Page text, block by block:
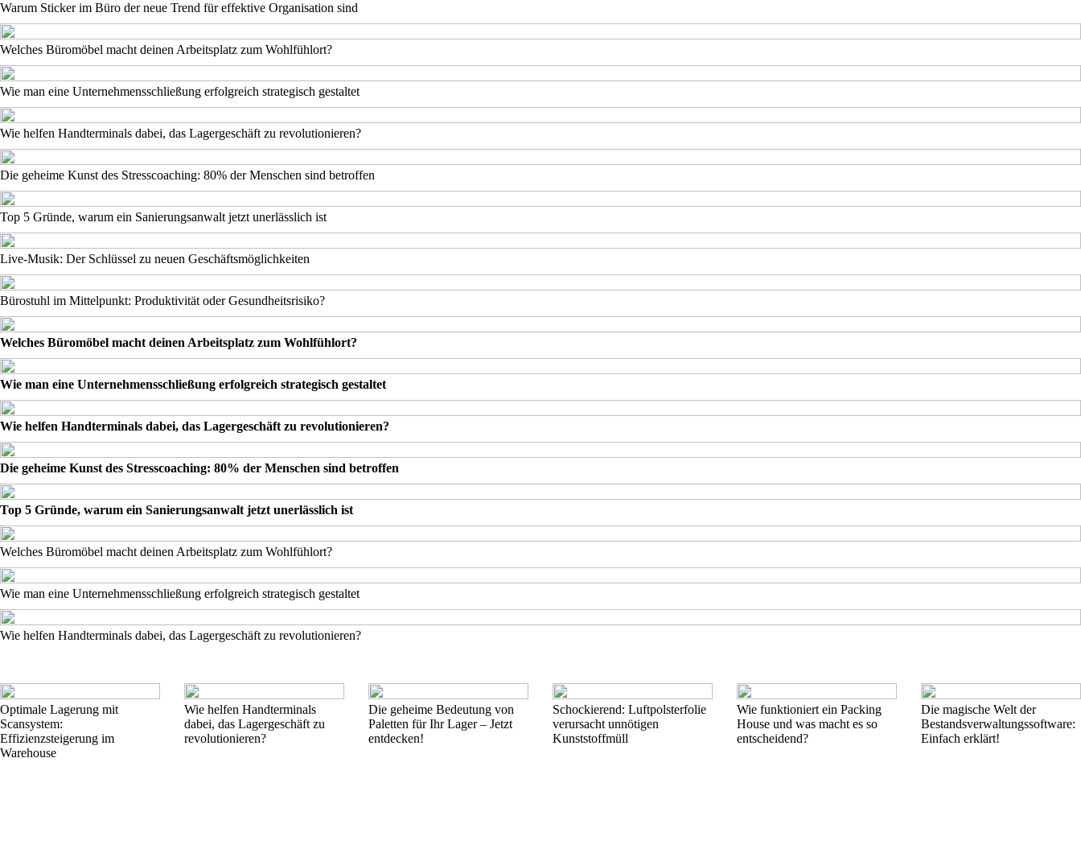
Warum Sticker im Büro der neue Trend für effektive Organisation sind
Welches Büromöbel macht deinen Arbeitsplatz zum Wohlfühlort?
Wie man eine Unternehmensschließung erfolgreich strategisch gestaltet
Wie helfen Handterminals dabei, das Lagergeschäft zu revolutionieren?
Die geheime Kunst des Stresscoaching: 80% der Menschen sind betroffen
Top 5 Gründe, warum ein Sanierungsanwalt jetzt unerlässlich ist
Live-Musik: Der Schlüssel zu neuen Geschäftsmöglichkeiten
Bürostuhl im Mittelpunkt: Produktivität oder Gesundheitsrisiko?
Welches Büromöbel macht deinen Arbeitsplatz zum Wohlfühlort?
Wie man eine Unternehmensschließung erfolgreich strategisch gestaltet
Wie helfen Handterminals dabei, das Lagergeschäft zu revolutionieren?
Die geheime Kunst des Stresscoaching: 80% der Menschen sind betroffen
Top 5 Gründe, warum ein Sanierungsanwalt jetzt unerlässlich ist
Welches Büromöbel macht deinen Arbeitsplatz zum Wohlfühlort?
Wie man eine Unternehmensschließung erfolgreich strategisch gestaltet
Wie helfen Handterminals dabei, das Lagergeschäft zu revolutionieren?
Optimale Lagerung mit
Scansystem:
Effizienzsteigerung im
Warehouse
Wie helfen Handterminals
dabei, das Lagergeschäft zu
revolutionieren?
Die geheime Bedeutung von
Paletten für Ihr Lager – Jetzt
entdecken!
Schockierend: Luftpolsterfolie
verursacht unnötigen
Kunststoffmüll
Wie funktioniert ein Packing
House und was macht es so
entscheidend?
Die magische Welt der
Bestandsverwaltungssoftware:
Einfach erklärt!